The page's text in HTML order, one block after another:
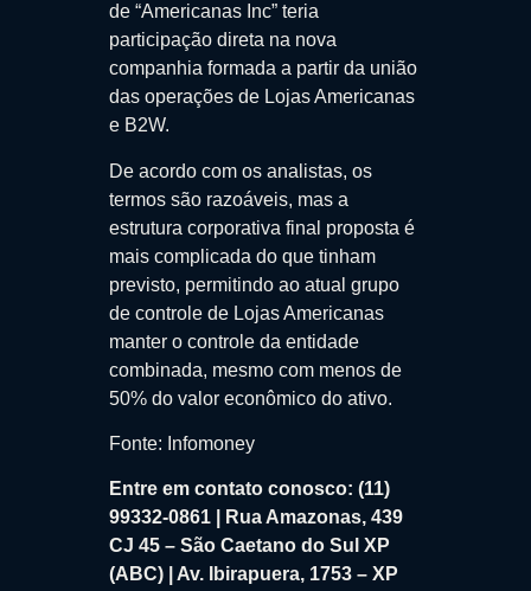
de “Americanas Inc” teria
participação direta na nova
companhia formada a partir da união
das operações de Lojas Americanas
e B2W.
De acordo com os analistas, os
termos são razoáveis, mas a
estrutura corporativa final proposta é
mais complicada do que tinham
previsto, permitindo ao atual grupo
de controle de Lojas Americanas
manter o controle da entidade
combinada, mesmo com menos de
50% do valor econômico do ativo.
Fonte: Infomoney
Entre em contato conosco: (11)
99332-0861 | Rua Amazonas, 439
CJ 45 – São Caetano do Sul XP
(ABC) | Av. Ibirapuera, 1753 – XP